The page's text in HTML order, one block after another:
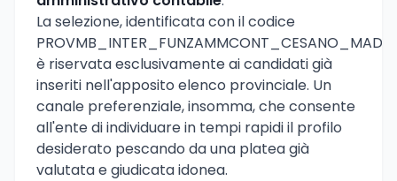
La selezione, identificata con il codice
è riservata esclusivamente ai candidati già
inseriti nell'apposito elenco provinciale. Un
canale preferenziale, insomma, che consente
all'ente di individuare in tempi rapidi il profilo
desiderato pescando da una platea già
valutata e giudicata idonea.